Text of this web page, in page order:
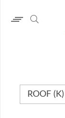
ROOF (K)